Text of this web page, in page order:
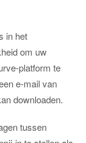
in het
om uw
platform te
e-mail van
downloaden.
tussen